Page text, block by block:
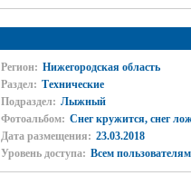
Регион: Нижегородская область
Раздел: Технические
Подраздел: Лыжный
Фотоальбом: Снег кружится, снег
Дата размещения: 23.03.2018
Уровень доступа: Всем пользователям